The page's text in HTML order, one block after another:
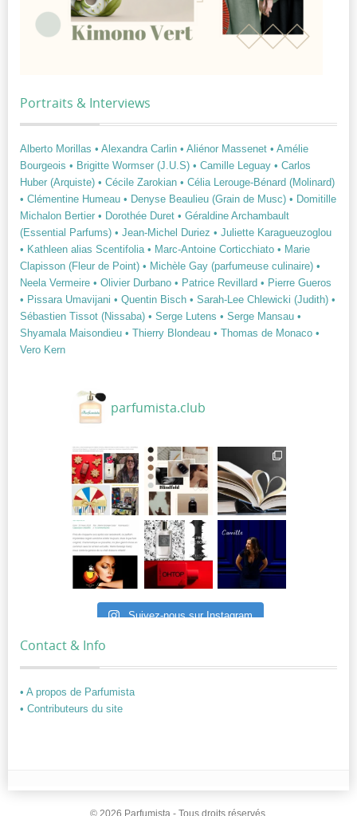
Portraits & Interviews
Alberto Morillas • Alexandra Carlin • Aliénor Massenet • Amélie
Bourgeois • Brigitte Wormser (J.U.S) • Camille Leguay • Carlos
Huber (Arquiste) • Cécile Zarokian • Célia Lerouge-Bénard (Molinard)
• Clémentine Humeau • Denyse Beaulieu (Grain de Musc) • Domitille
Michalon Bertier • Dorothée Duret • Géraldine Archambault
(Essential Parfums) • Jean-Michel Duriez • Juliette Karagueuzoglou
• Kathleen alias Scentifolia • Marc-Antoine Corticchiato • Marie
Clapisson (Fleur de Point) • Michèle Gay (parfumeuse culinaire) •
Neela Vermeire • Olivier Durbano • Patrice Revillard • Pierre Gueros
• Pissara Umavijani • Quentin Bisch • Sarah-Lee Chlewicki (Judith) •
Sébastien Tissot (Nissaba) • Serge Lutens • Serge Mansau •
Shyamala Maisondieu • Thierry Blondeau • Thomas de Monaco •
Vero Kern
parfumista.club
Suivez-nous sur Instagram
Contact & Info
• A propos de Parfumista
• Contributeurs du site
© 2026 Parfumista - Tous droits réservés.